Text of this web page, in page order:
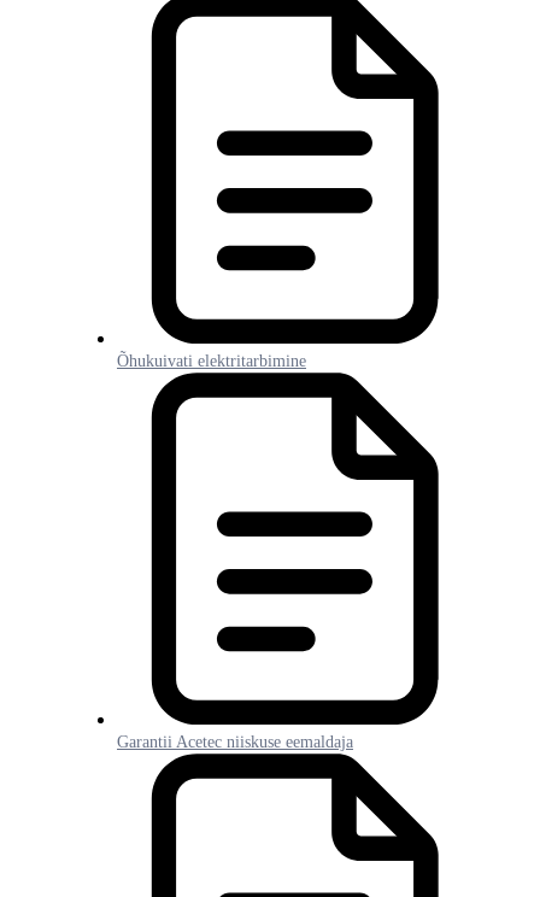
Õhukuivati elektritarbimine
Garantii Acetec niiskuse eemaldaja